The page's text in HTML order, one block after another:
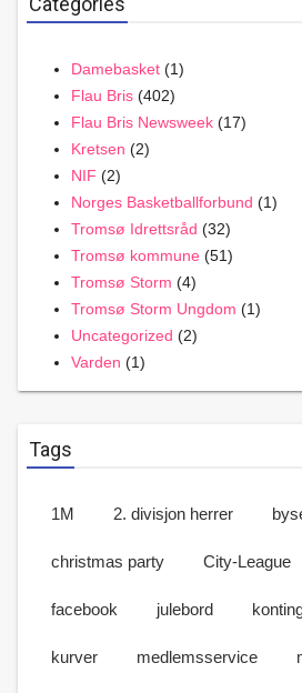
Damebasket (1)
Flau Bris (402)
Flau Bris Newsweek (17)
Kretsen (2)
NIF (2)
Norges Basketballforbund (1)
Tromsø Idrettsråd (32)
Tromsø kommune (51)
Tromsø Storm (4)
Tromsø Storm Ungdom (1)
Uncategorized (2)
Varden (1)
Tags
1M 2. divisjon herrer
christmas party City-League
facebook julebord
kurver medlemsservice